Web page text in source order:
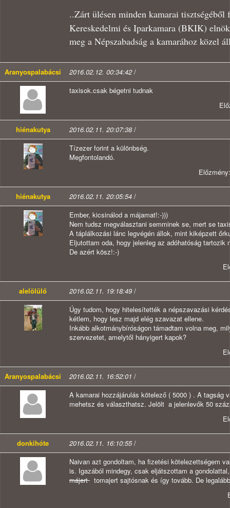
..Zárt ülésen minden kamarai tisztségéből
Kereskedelmi és Iparkamara (BKIK)
meg a Népszabadság a kamarához közel
Aranyospalabácsi 2016.02.12. 00:34:42/
taxisok.csak bégetni tudnak
hiénakutya 2016.02.11. 20:07:38 /
Tízezer forint a különbség.
Megfontolandó.
hiénakutya 2016.02.11. 20:05:54 /
Ember, kicsinálod a májamat!:-)))
Nem tudsz megválasztani semminek se, mert se
A táplálkozási lánc legvégén állok, mint kiképzett
Eljutottam oda, hogy jelenleg az adóhatóság tartozik
De azért kösz!:-)
alelölülő 2016.02.11. 19:18:49 /
Úgy tudom, hogy hitelesítették a népszavazási
kétlem, hogy lesz majd elég szavazat ellene.
Inkább alkotmánybíróságon támadtam volna meg,
szervezetet, amelytől hányigert kapok?
Aranyospalabácsi 2016.02.11. 16:52:01 /
A kamarai hozzájárulás kötelező ( 5000 ) . A tagság
mehetsz és választhatsz. Jelölt a jelenlevők 50
donkihóte 2016.02.11. 16:10:55/
Naivan azt gondoltam, ha fizetési kötelezettségem
is. Igazából mindegy, csak eljátszottam a
májert tomajert sajtósnak és így tovább. De